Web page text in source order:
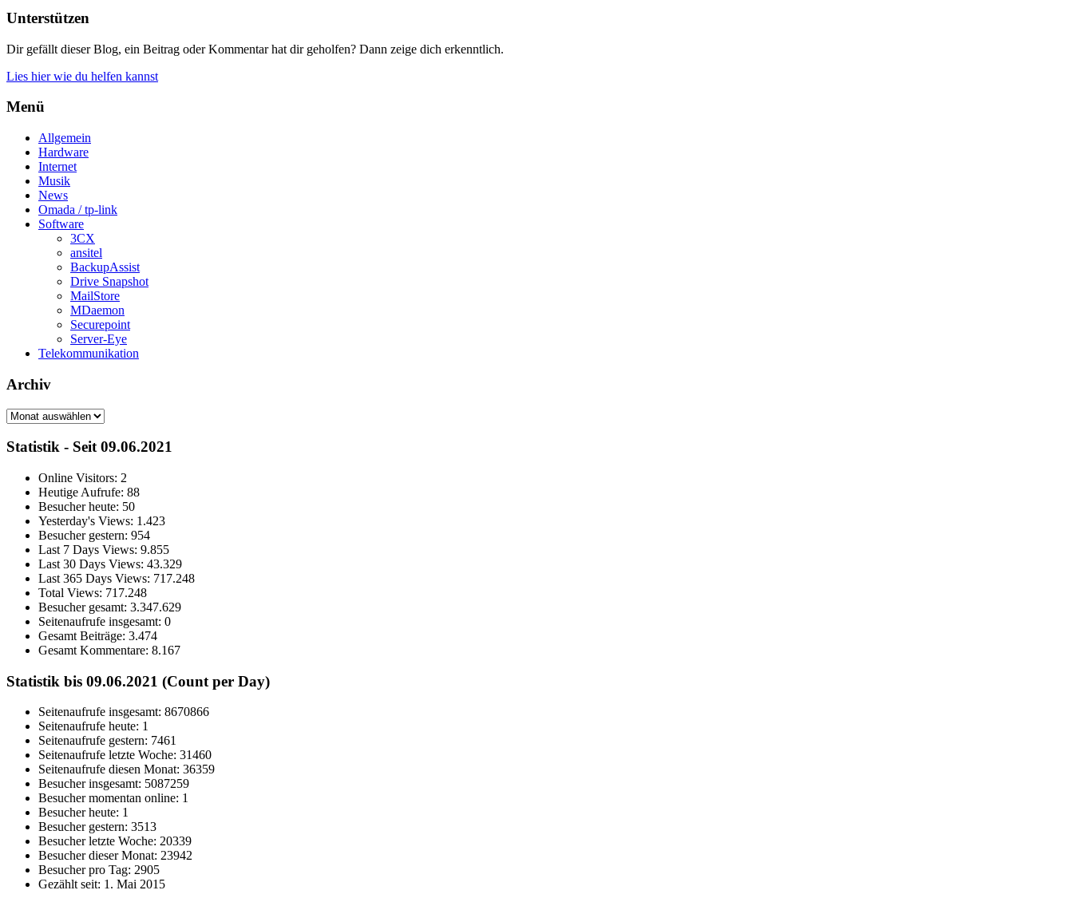
Unterstützen
Dir gefällt dieser Blog, ein Beitrag oder Kommentar hat dir geholfen? Dann zeige dich erkenntlich.
Lies hier wie du helfen kannst
Menü
Allgemein
Hardware
Internet
Musik
News
Omada / tp-link
Software
3CX
ansitel
BackupAssist
Drive Snapshot
MailStore
MDaemon
Securepoint
Server-Eye
Telekommunikation
Archiv
Archiv
Statistik - Seit 09.06.2021
Online Visitors: 2
Heutige Aufrufe: 88
Besucher heute: 50
Yesterday's Views: 1.423
Besucher gestern: 954
Last 7 Days Views: 9.855
Last 30 Days Views: 43.329
Last 365 Days Views: 717.248
Total Views: 717.248
Besucher gesamt: 3.347.629
Seitenaufrufe insgesamt: 0
Gesamt Beiträge: 3.474
Gesamt Kommentare: 8.167
Statistik bis 09.06.2021 (Count per Day)
Seitenaufrufe insgesamt: 8670866
Seitenaufrufe heute: 1
Seitenaufrufe gestern: 7461
Seitenaufrufe letzte Woche: 31460
Seitenaufrufe diesen Monat: 36359
Besucher insgesamt: 5087259
Besucher momentan online: 1
Besucher heute: 1
Besucher gestern: 3513
Besucher letzte Woche: 20339
Besucher dieser Monat: 23942
Besucher pro Tag: 2905
Gezählt seit: 1. Mai 2015